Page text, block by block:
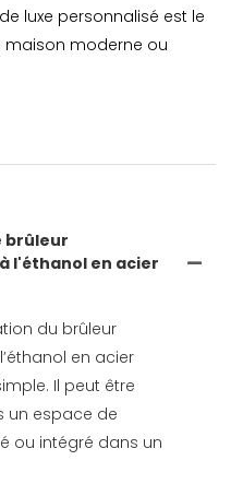
luxe personnalisé est le
moderne ou
brûleur
l'éthanol en acier
du brûleur
en acier
Il peut être
un espace de
ou intégré dans un